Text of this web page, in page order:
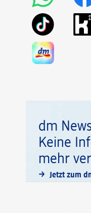
dm
Keine
mehr
Jetzt zum